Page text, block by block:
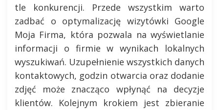
tle konkurencji. Przede wszystkim warto
zadbać o optymalizację wizytówki Google
Moja Firma, która pozwala na wyświetlanie
informacji o firmie w wynikach lokalnych
wyszukiwań. Uzupełnienie wszystkich danych
kontaktowych, godzin otwarcia oraz dodanie
zdjęć może znacząco wpłynąć na decyzje
klientów. Kolejnym krokiem jest zbieranie